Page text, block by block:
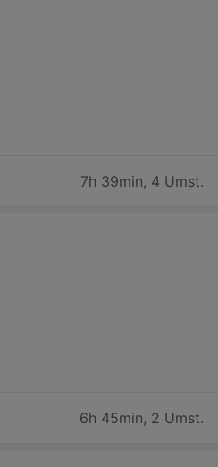
7h 39min, 4 Umst.
6h 45min, 2 Umst.